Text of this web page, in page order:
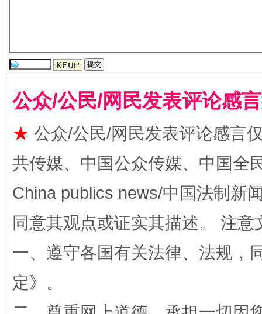
扯下公款旅游的“隐身衣” 如何以
公众/公民/网民发表评论感
★ 公众/公民/网民发表评论感言
共传媒、中国公众传媒、中国全
China publics news/中国法制新
同意其观点或证实其描述。 注
一、遵守各国有关法律、法规，
定》。